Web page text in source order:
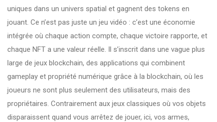
uniques dans un univers spatial et gagnent des tokens en
jouant. Ce n’est pas juste un jeu vidéo : c’est une économie
intégrée où chaque action compte, chaque victoire rapporte, et
chaque NFT a une valeur réelle. Il s’inscrit dans une vague plus
large de jeux blockchain, des applications qui combinent
gameplay et propriété numérique grâce à la blockchain, où les
joueurs ne sont plus seulement des utilisateurs, mais des
propriétaires. Contrairement aux jeux classiques où vos objets
disparaissent quand vous arrêtez de jouer, ici, vos armes,